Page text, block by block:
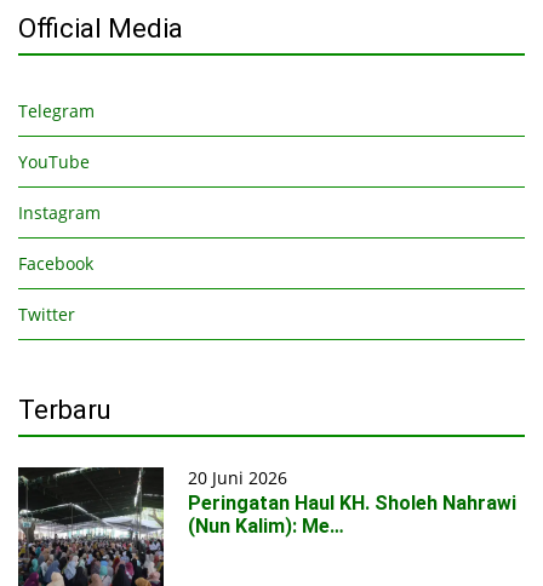
Official Media
Telegram
YouTube
Instagram
Facebook
Twitter
Terbaru
20 Juni 2026
Peringatan Haul KH. Sholeh Nahrawi
(Nun Kalim): Me…